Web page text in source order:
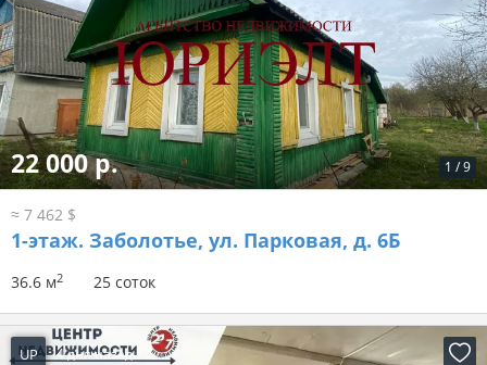
1 /9
22 000 р.
≈ 7 462 $
1-этаж. Заболотье, ул. Парковая, д. 6Б
36.6 м2 25 соток
UP 4 дня назад